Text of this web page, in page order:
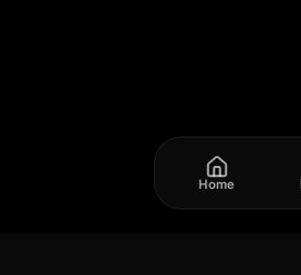
Home